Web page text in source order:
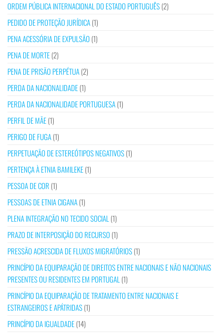
ORDEM PÚBLICA INTERNACIONAL DO ESTADO PORTUGUÊS(2)
PEDIDO DE PROTEÇÃO JURÍDICA(1)
PENA ACESSÓRIA DE EXPULSÃO (1)
PENA DE MORTE(2)
PENA DE PRISÃO PERPÉTUA(2)
PERDA DA NACIONALIDADE(1)
PERDA DA NACIONALIDADE PORTUGUESA(1)
PERFIL DE MÃE(1)
PERIGO DE FUGA(1)
PERPETUAÇÃO DE ESTEREÓTIPOS NEGATIVOS(1)
PERTENÇA À ETNIA BAMILEKE(1)
PESSOA DE COR (1)
PESSOAS DE ETNIA CIGANA(1)
PLENA INTEGRAÇÃO NO TECIDO SOCIAL (1)
PRAZO DE INTERPOSIÇÃO DO RECURSO (1)
PRESSÃO ACRESCIDA DE FLUXOS MIGRATÓRIOS(1)
PRINCÍPIO DA EQUIPARAÇÃO DE DIREITOS ENTRE NACIONAIS E NÃO NACIONAIS
PRESENTES OU RESIDENTES EM PORTUGAL (1)
PRINCÍPIO DA EQUIPARAÇÃO DE TRATAMENTO ENTRE NACIONAIS E
ESTRANGEIROS E APÁTRIDAS(1)
PRINCÍPIO DA IGUALDADE(14)